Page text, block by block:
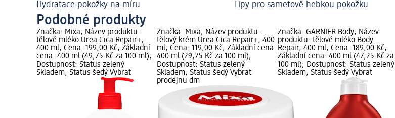
Hydratace pokožky na míru Tipy pro sametově hebkou pokožku
Podobné produkty
Značka: Mixa; Název produktu:
tělové mléko Urea Cica Repair+,
400 ml; Cena: 199,00 Kč; Základní
cena: 400 ml (49,75 Kč za 100 ml);
Dostupnost: Status zelený
Skladem, Status šedý Vybrat
Značka: Mixa; Název produktu:
tělový krém Urea Cica Repair+, 400
ml; Cena: 119,00 Kč; Základní cena:
400 ml (29,75 Kč za 100 ml);
Dostupnost: Status zelený
Skladem, Status šedý Vybrat
prodejnu dm
Značka: GARNIER Body; Název
produktu: tělové mléko Body
Repair, 400 ml; Cena: 189,00 Kč;
Základní cena: 400 ml (47,25 Kč za
100 ml); Dostupnost: Status zelený
Skladem, Status šedý Vybrat